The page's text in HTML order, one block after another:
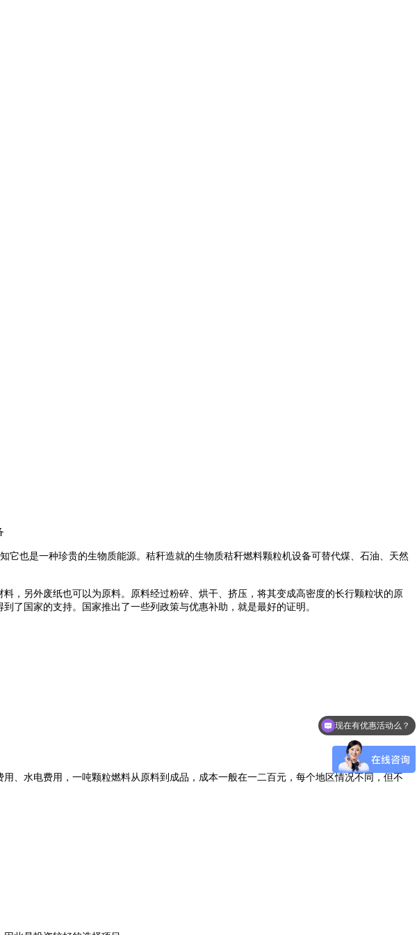
也是一种珍贵的生物质能源。秸秆造就的生物质秸秆燃料颗粒机设备可替代煤、石油、天然
，另外废纸也可以为原料。原料经过粉碎、烘干、挤压，将其变成高密度的长行颗粒状的原
了国家的支持。国家推出了一些列政策与优惠补助，就是最好的证明。
、水电费用，一吨颗粒燃料从原料到成品，成本一般在一二百元，每个地区情况不同，但不
现在有优惠活动么？